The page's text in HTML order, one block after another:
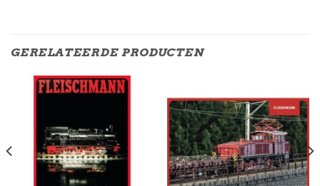
GERELATEERDE PRODUCTEN